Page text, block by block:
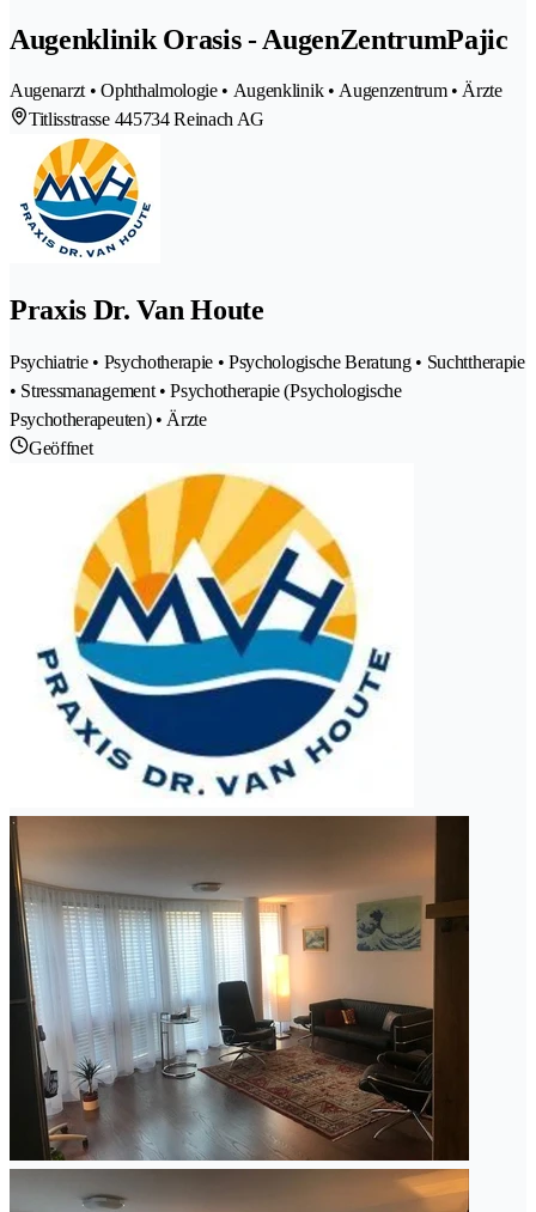
Augenklinik Orasis - AugenZentrumPajic
Augenarzt • Ophthalmologie • Augenklinik • Augenzentrum • Ärzte
Titlisstrasse 445734 Reinach AG
Praxis Dr. Van Houte
Psychiatrie • Psychotherapie • Psychologische Beratung • Suchttherapie
• Stressmanagement • Psychotherapie (Psychologische
Psychotherapeuten) • Ärzte
Geöffnet